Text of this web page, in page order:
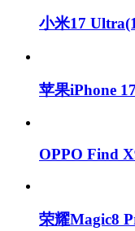
小米17
苹果iPhone
OPPO Find
荣耀Magic8